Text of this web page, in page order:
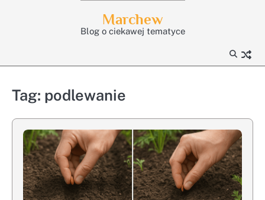
Marchew
Blog o ciekawej tematyce
Tag: podlewanie